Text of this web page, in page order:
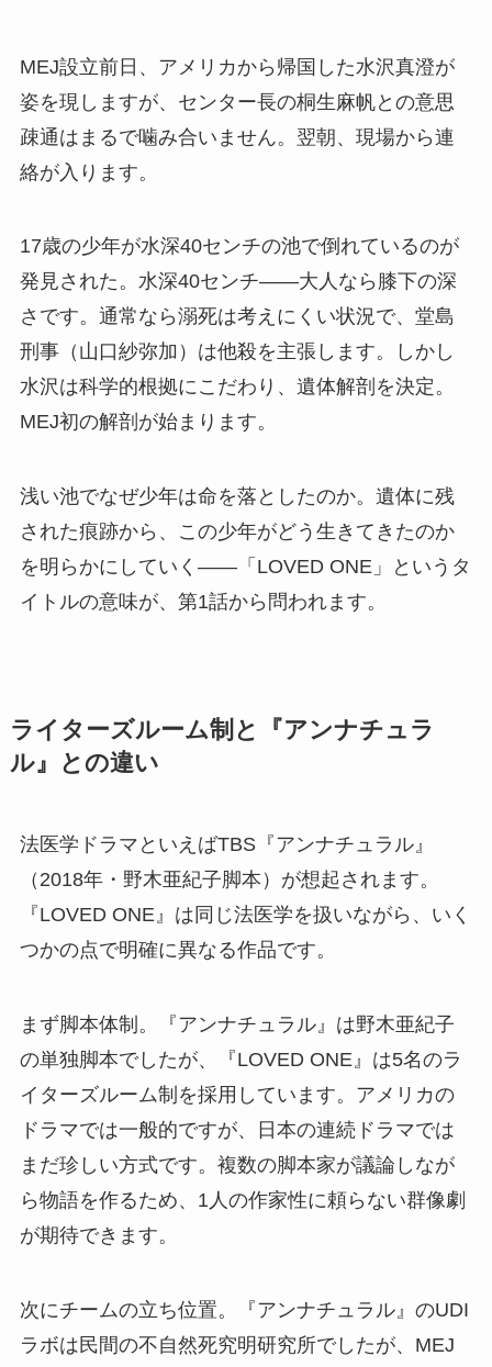
MEJ設立前日、アメリカから帰国した水沢真澄が
姿を現しますが、センター長の桐生麻帆との意思
疎通はまるで噛み合いません。翌朝、現場から連
絡が入ります。
17歳の少年が水深40センチの池で倒れているのが
発見された。水深40センチ——大人なら膝下の深
さです。通常なら溺死は考えにくい状況で、堂島
刑事（山口紗弥加）は他殺を主張します。しかし
水沢は科学的根拠にこだわり、遺体解剖を決定。
MEJ初の解剖が始まります。
浅い池でなぜ少年は命を落としたのか。遺体に残
された痕跡から、この少年がどう生きてきたのか
を明らかにしていく——「LOVED ONE」というタ
イトルの意味が、第1話から問われます。
ライターズルーム制と『アンナチュラ
ル』との違い
法医学ドラマといえばTBS『アンナチュラル』
（2018年・野木亜紀子脚本）が想起されます。
『LOVED ONE』は同じ法医学を扱いながら、いく
つかの点で明確に異なる作品です。
まず脚本体制。『アンナチュラル』は野木亜紀子
の単独脚本でしたが、『LOVED ONE』は5名のラ
イターズルーム制を採用しています。アメリカの
ドラマでは一般的ですが、日本の連続ドラマでは
まだ珍しい方式です。複数の脚本家が議論しなが
ら物語を作るため、1人の作家性に頼らない群像劇
が期待できます。
次にチームの立ち位置。『アンナチュラル』のUDI
ラボは民間の不自然死究明研究所でしたが、MEJ